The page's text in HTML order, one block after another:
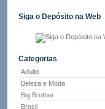
Siga o Depósito na Web
Categorias
Adulto
Beleza e Moda
Big Brother
Brasil